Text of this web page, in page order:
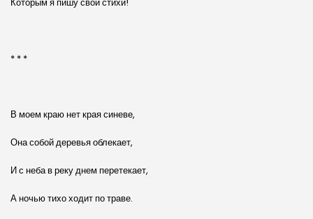
* * *
В моем краю нет края синеве,
Она собой деревья облекает,
И с неба в реку днем перетекает,
А ночью тихо ходит по траве.